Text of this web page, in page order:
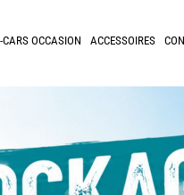
OCCASION ACCESSOIRES